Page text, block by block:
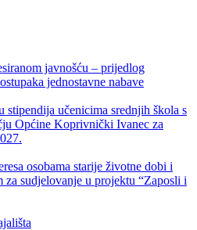
javnošću – prijedlog
jednostavne nabave
stipendija učenicima srednjih škola s
Općine Koprivnički Ivanec za
osobama starije životne dobi i
za sudjelovanje u projektu “Zaposli i